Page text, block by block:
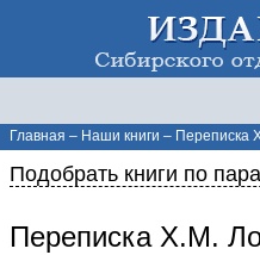
Главная – Наши книги – Переписка
Подобрать книги по
Переписка Х.М.